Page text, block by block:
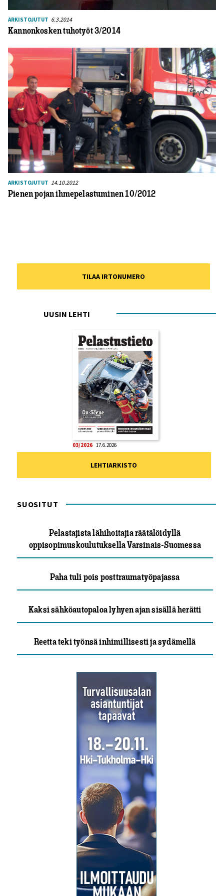
ARKISTOJUTUT 6.3.2014
Kannonkosken tuhotyöt 3/2014
ARKISTOJUTUT 14.10.2012
Pienen pojan ihmepelastuminen 10/2012
TILAA IRTONUMERO
UUSIN LEHTI
03/2026 17.6.2026
LEHTIARKISTO
SUOSITUT
Pelastajista lähihoitajia räätälöidyllä
oppisopimuskoulutuksella Varsinais-Suomessa
Paha tuli pois posttraumatyöpajassa
Kaksi sähköautopaloa lyhyen ajan sisällä herätti
Reetta teki työnsä inhimillisesti ja sydämellä